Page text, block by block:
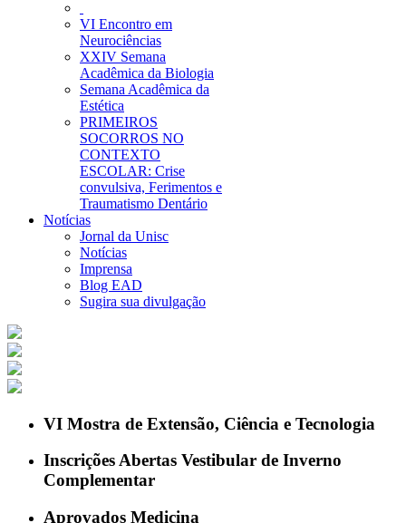
VI Encontro em
Neurociências
XXIV Semana
Acadêmica da Biologia
Semana Acadêmica da
Estética
PRIMEIROS
SOCORROS NO
CONTEXTO
ESCOLAR: Crise
convulsiva, Ferimentos e
Traumatismo Dentário
Notícias
Jornal da Unisc
Notícias
Imprensa
Blog EAD
Sugira sua divulgação
VI Mostra de Extensão, Ciência e Tecnologia
Inscrições Abertas Vestibular de Inverno
Complementar
Aprovados Medicina